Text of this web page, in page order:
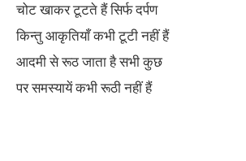
चोट खाकर टूटते हैं सिर्फ दर्पण
किन्तु आकृतियाँ कभी टूटी नहीं हैं
आदमी से रूठ जाता है सभी कुछ
पर समस्यायें कभी रूठी नहीं हैं